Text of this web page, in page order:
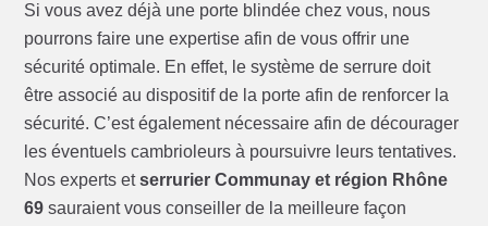
Si vous avez déjà une porte blindée chez vous, nous
pourrons faire une expertise afin de vous offrir une
sécurité optimale. En effet, le système de serrure doit
être associé au dispositif de la porte afin de renforcer la
sécurité. C’est également nécessaire afin de décourager
les éventuels cambrioleurs à poursuivre leurs tentatives.
Nos experts etserrurier Communay et région Rhône
69 sauraient vous conseiller de la meilleure façon